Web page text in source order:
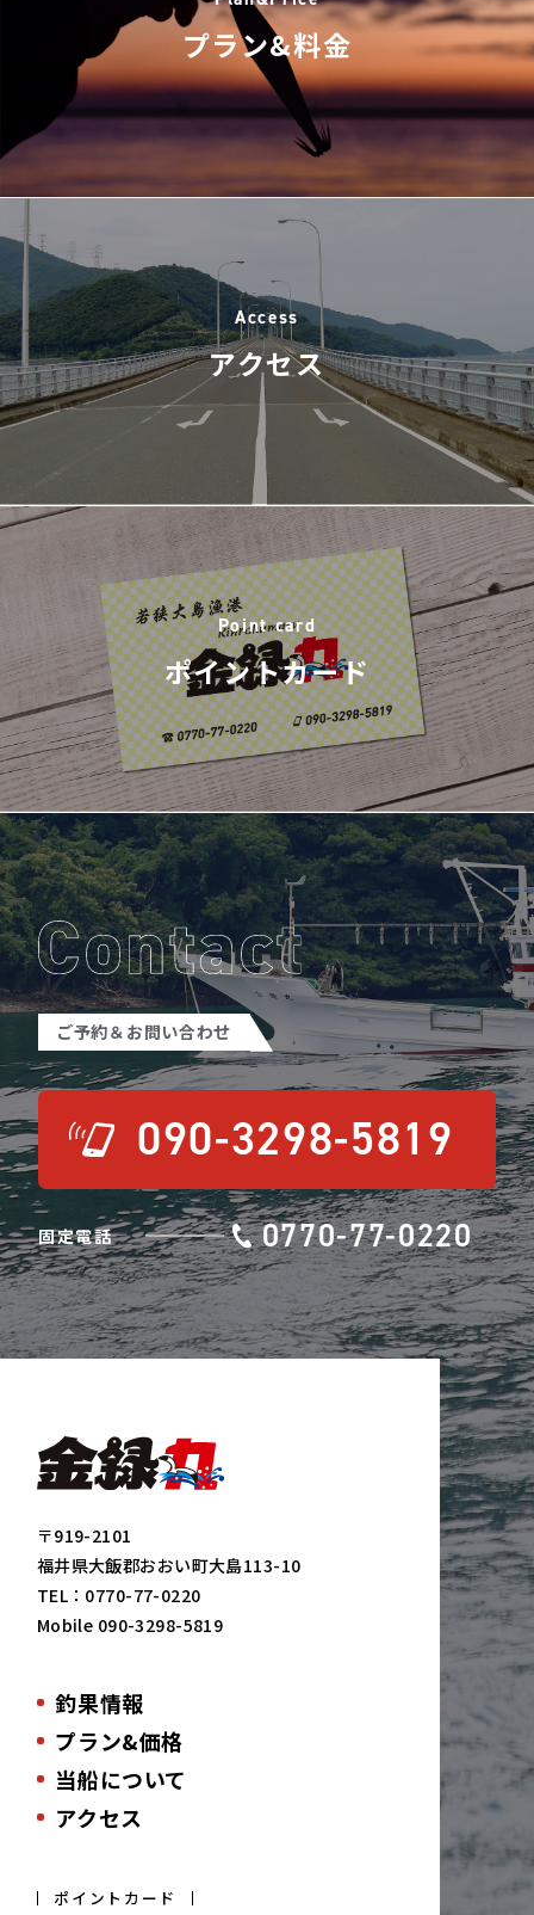
プラン&料金
Access
アクセス
Point card
ポイントカード
ご予約＆お問い合わせ
090-3298-5819
固定電話 0770-77-0220
〒919-2101
福井県大飯郡おおい町大島113-10
TEL： 0770-77-0220
Mobile 090-3298-5819
釣果情報
プラン&価格
当船について
アクセス
ポイントカード